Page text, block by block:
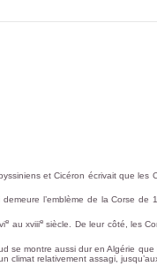
et Cicéron écrivait que les
l’emblème de la Corse de
e au xviiie siècle. De leur côté, les
se montre aussi dur en Algérie
relativement assagi,